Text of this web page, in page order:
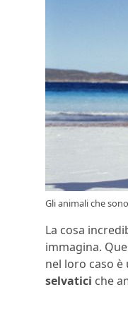
Gli animali che
La cosa
immagina.
nel loro caso
selvatici che